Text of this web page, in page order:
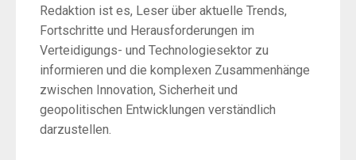
Redaktion ist es, Leser über aktuelle Trends,
Fortschritte und Herausforderungen im
Verteidigungs- und Technologiesektor zu
informieren und die komplexen Zusammenhänge
zwischen Innovation, Sicherheit und
geopolitischen Entwicklungen verständlich
darzustellen.